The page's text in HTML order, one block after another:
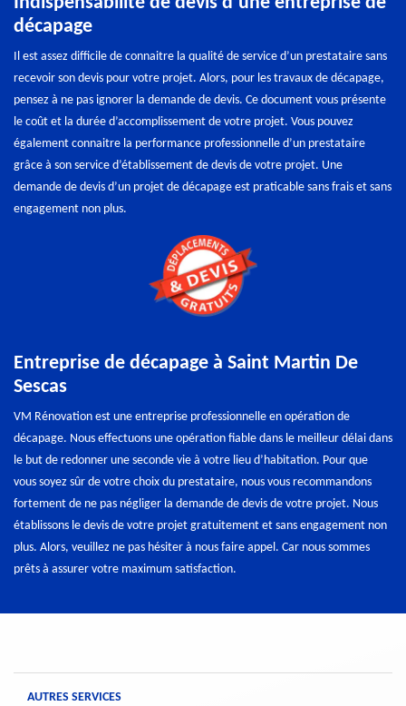
décapage
Il est assez difficile de connaitre la qualité de service d’un prestataire sans
recevoir son devis pour votre projet. Alors, pour les travaux de décapage,
pensez à ne pas ignorer la demande de devis. Ce document vous présente
le coût et la durée d’accomplissement de votre projet. Vous pouvez
également connaitre la performance professionnelle d’un prestataire
grâce à son service d’établissement de devis de votre projet. Une
demande de devis d’un projet de décapage est praticable sans frais et sans
engagement non plus.
Entreprise de décapage à Saint Martin De
Sescas
VM Rénovation est une entreprise professionnelle en opération de
décapage. Nous effectuons une opération fiable dans le meilleur délai dans
le but de redonner une seconde vie à votre lieu d’habitation. Pour que
vous soyez sûr de votre choix du prestataire, nous vous recommandons
fortement de ne pas négliger la demande de devis de votre projet. Nous
établissons le devis de votre projet gratuitement et sans engagement non
plus. Alors, veuillez ne pas hésiter à nous faire appel. Car nous sommes
prêts à assurer votre maximum satisfaction.
AUTRES SERVICES